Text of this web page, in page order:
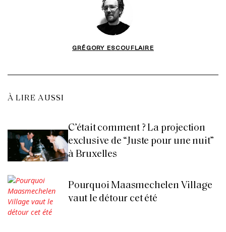
GRÉGORY ESCOUFLAIRE
À LIRE AUSSI
C’était comment ? La projection
exclusive de “Juste pour une nuit”
à Bruxelles
Pourquoi Maasmechelen Village
vaut le détour cet été